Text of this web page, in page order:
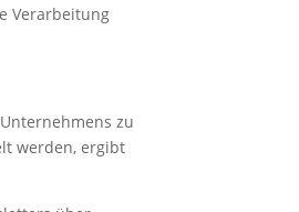
Verarbeitung
zu
werden, ergibt